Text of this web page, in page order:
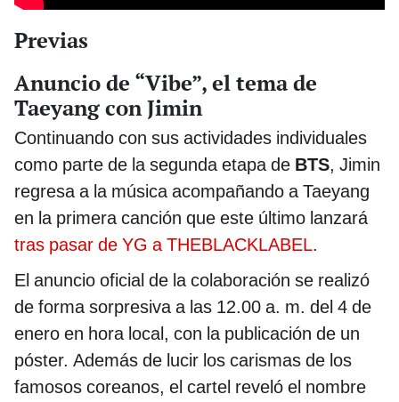
Previas
Anuncio de “Vibe”, el tema de
Taeyang con Jimin
Continuando con sus actividades individuales
como parte de la segunda etapa de BTS, Jimin
regresa a la música acompañando a Taeyang
en la primera canción que este último lanzará
tras pasar de YG a THEBLACKLABEL.
El anuncio oficial de la colaboración se realizó
de forma sorpresiva a las 12.00 a. m. del 4 de
enero en hora local, con la publicación de un
póster. Además de lucir los carismas de los
famosos coreanos, el cartel reveló el nombre